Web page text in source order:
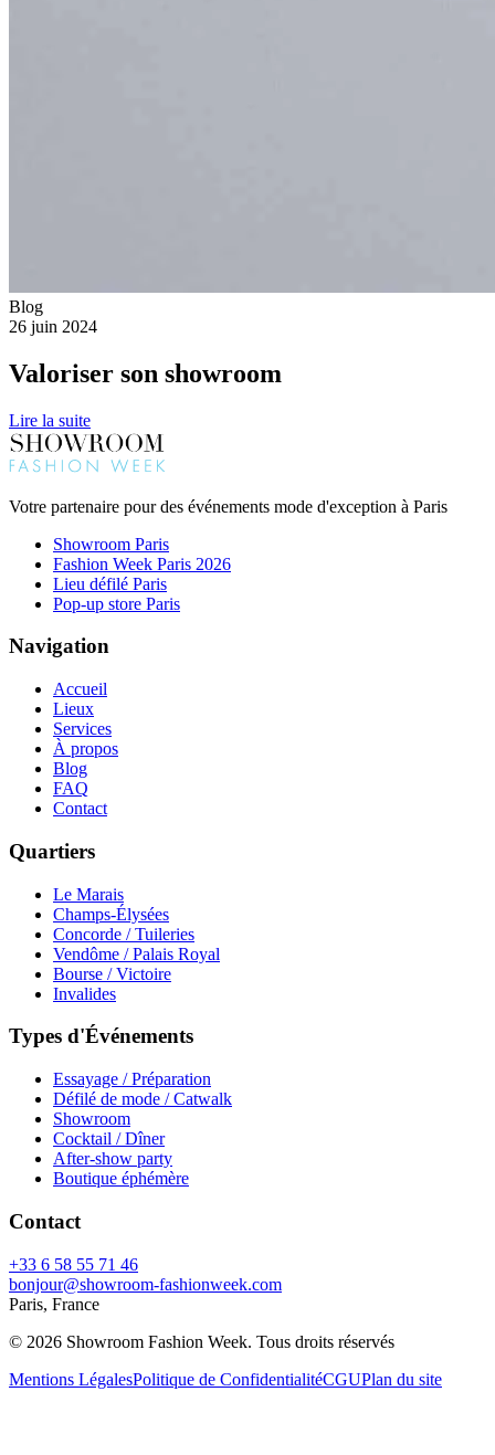
Blog
26 juin 2024
Valoriser son showroom
Lire la suite
Votre partenaire pour des événements mode d'exception à Paris
Showroom Paris
Fashion Week Paris 2026
Lieu défilé Paris
Pop-up store Paris
Navigation
Accueil
Lieux
Services
À propos
Blog
FAQ
Contact
Quartiers
Le Marais
Champs-Élysées
Concorde / Tuileries
Vendôme / Palais Royal
Bourse / Victoire
Invalides
Types d'Événements
Essayage / Préparation
Défilé de mode / Catwalk
Showroom
Cocktail / Dîner
After-show party
Boutique éphémère
Contact
+33 6 58 55 71 46
bonjour@showroom-fashionweek.com
Paris, France
© 2026 Showroom Fashion Week. Tous droits réservés
Mentions LégalesPolitique de ConfidentialitéCGUPlan du site